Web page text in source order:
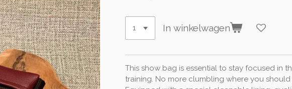
In winkelwagen
This show bag is essential to stay focused in
training. No more clumbling where you